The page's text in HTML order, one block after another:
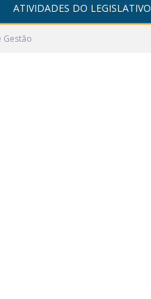
ATIVIDADES DO LEGISLATIVO
Gestão